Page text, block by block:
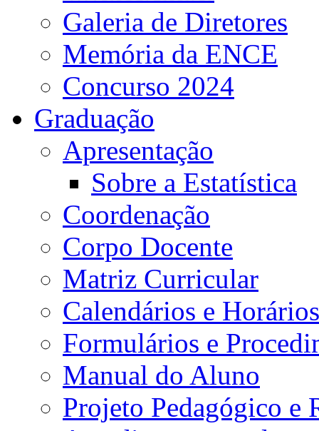
Galeria de Diretores
Memória da ENCE
Concurso 2024
Graduação
Apresentação
Sobre a Estatística
Coordenação
Corpo Docente
Matriz Curricular
Calendários e Horários
Formulários e
Manual do Aluno
Projeto Pedagógico e